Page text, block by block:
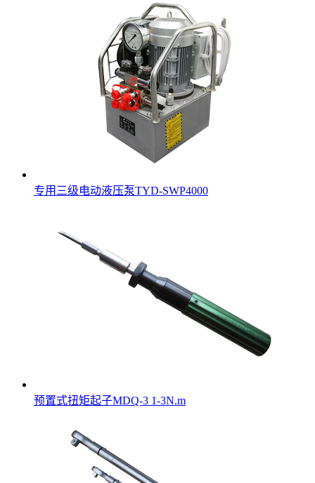
专用三级电动液压泵TYD-SWP4000
预置式扭矩起子MDQ-3 1-3N.m